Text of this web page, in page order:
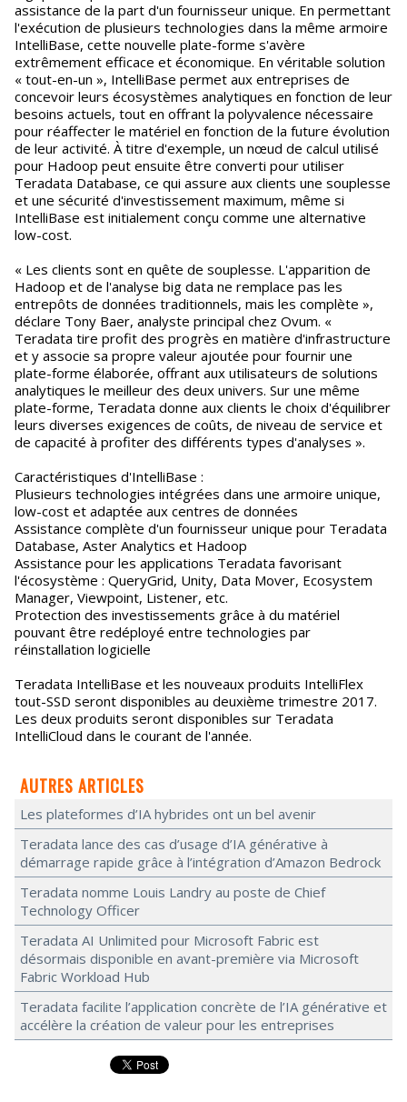
assistance de la part d'un fournisseur unique. En permettant
l'exécution de plusieurs technologies dans la même armoire
IntelliBase, cette nouvelle plate-forme s'avère
extrêmement efficace et économique. En véritable solution
« tout-en-un », IntelliBase permet aux entreprises de
concevoir leurs écosystèmes analytiques en fonction de leur
besoins actuels, tout en offrant la polyvalence nécessaire
pour réaffecter le matériel en fonction de la future évolution
de leur activité. À titre d'exemple, un nœud de calcul utilisé
pour Hadoop peut ensuite être converti pour utiliser
Teradata Database, ce qui assure aux clients une souplesse
et une sécurité d'investissement maximum, même si
IntelliBase est initialement conçu comme une alternative
low-cost.
« Les clients sont en quête de souplesse. L'apparition de
Hadoop et de l'analyse big data ne remplace pas les
entrepôts de données traditionnels, mais les complète »,
déclare Tony Baer, analyste principal chez Ovum. «
Teradata tire profit des progrès en matière d'infrastructure
et y associe sa propre valeur ajoutée pour fournir une
plate-forme élaborée, offrant aux utilisateurs de solutions
analytiques le meilleur des deux univers. Sur une même
plate-forme, Teradata donne aux clients le choix d'équilibrer
leurs diverses exigences de coûts, de niveau de service et
de capacité à profiter des différents types d'analyses ».
Caractéristiques d'IntelliBase :
Plusieurs technologies intégrées dans une armoire unique,
low-cost et adaptée aux centres de données
Assistance complète d'un fournisseur unique pour Teradata
Database, Aster Analytics et Hadoop
Assistance pour les applications Teradata favorisant
l'écosystème : QueryGrid, Unity, Data Mover, Ecosystem
Manager, Viewpoint, Listener, etc.
Protection des investissements grâce à du matériel
pouvant être redéployé entre technologies par
réinstallation logicielle
Teradata IntelliBase et les nouveaux produits IntelliFlex
tout-SSD seront disponibles au deuxième trimestre 2017.
Les deux produits seront disponibles sur Teradata
IntelliCloud dans le courant de l'année.
AUTRES ARTICLES
Les plateformes d’IA hybrides ont un bel avenir
Teradata lance des cas d’usage d’IA générative à
démarrage rapide grâce à l’intégration d’Amazon Bedrock
Teradata nomme Louis Landry au poste de Chief
Technology Officer
Teradata AI Unlimited pour Microsoft Fabric est
désormais disponible en avant-première via Microsoft
Fabric Workload Hub
Teradata facilite l’application concrète de l’IA générative et
accélère la création de valeur pour les entreprises